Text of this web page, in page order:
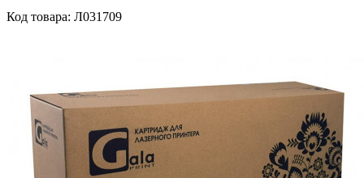
Код товара: Л031709